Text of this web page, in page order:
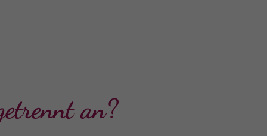
an?